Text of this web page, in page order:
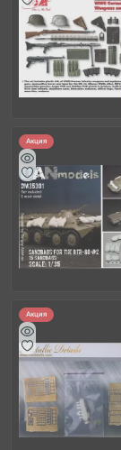
Акция
Акция